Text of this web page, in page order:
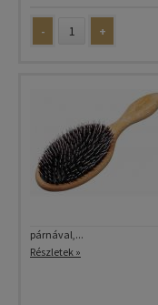
- +
párnával,...
Részletek »